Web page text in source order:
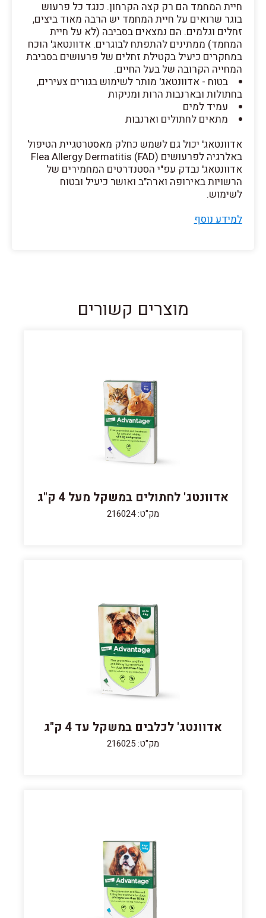
חיית המחמד הם רק קצה הקרחון. כנגד כל פרעוש
בוגר שרואים על חיית המחמד יש הרבה מאוד ביצים,
זחלים וגלמים. הם נמצאים בסביבה (לא על חיית
המחמד) ממתינים להתפתח לבוגרים. אדוונטאג' הוכח
במחקרים כיעיל בקטילת זחלים של פרעושים בסביבת
המחייה הקרובה של בעל החיים.
בטוח - אדוונטאג' מותר לשימוש בגורים צעירים,
בחתולות ובארנבות הרות ומניקות
עמיד למים
מתאים לחתולים וארנבות
אדוונטאג' יכול גם לשמש כחלק מאסטרטגיית הטיפול
באלרגיה לפרעושים (Flea Allergy Dermatitis (FAD
אדוונטאג' נבדק עפ"י הסטנדרטים המחמירים של
הרשויות באירופה וארה"ב ואושר כיעיל ובטוח
לשימוש.
למידע נוסף
מוצרים קשורים
אדוונטג' לחתולים במשקל מעל 4 ק"ג
מק"ט: 216024
אדוונטג' לכלבים במשקל עד 4 ק"ג
מק"ט: 216025